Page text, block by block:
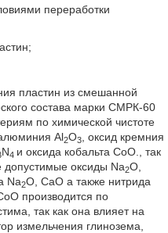
переработки
пластин из смешанной
состава марки СМРК-60
по химической чистоте
Аl2O3, оксид кремния
N4 и оксида кобальта СоО., так
допустимые оксиды Na2О,
Na2О, СаО а также нитрида
производится по
так как она влияет на
измельчения глинозема,